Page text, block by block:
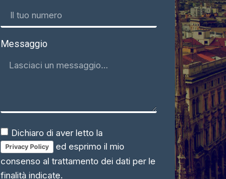
Messaggio
Dichiaro di aver letto la
Privacy Policy
ed esprimo il mio
consenso al trattamento dei dati per le
finalità indicate.